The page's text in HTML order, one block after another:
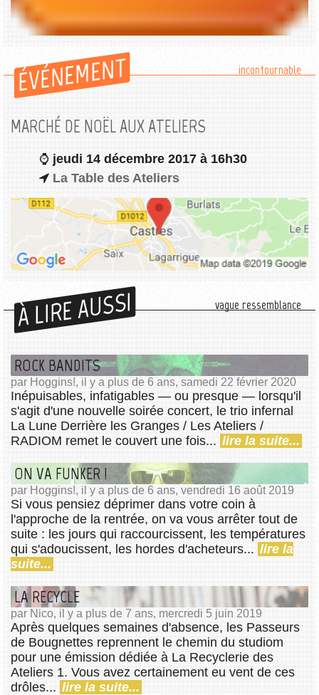
ÉVÉNEMENT incontournable
MARCHÉ DE NOËL AUX ATELIERS
jeudi 14 décembre 2017 à 16h30
La Table des Ateliers
À LIRE AUSSI vague ressemblance
ROCK BANDITS
par Hoggins!, il y a plus de 6 ans, samedi 22 février 2020
Inépuisables, infatigables — ou presque — lorsqu'il
s'agit d'une nouvelle soirée concert, le trio infernal
La Lune Derrière les Granges / Les Ateliers /
RADIOM remet le couvert une fois... lire la suite...
ON VA FUNKER !
par Hoggins!, il y a plus de 6 ans, vendredi 16 août 2019
Si vous pensiez déprimer dans votre coin à
l'approche de la rentrée, on va vous arrêter tout de
suite : les jours qui raccourcissent, les températures
qui s'adoucissent, les hordes d'acheteurs... lire la
suite...
LA RECYCLE
par Nico, il y a plus de 7 ans, mercredi 5 juin 2019
Après quelques semaines d'absence, les Passeurs
de Bougnettes reprennent le chemin du studiom
pour une émission dédiée à La Recyclerie des
Ateliers 1. Vous avez certainement eu vent de ces
drôles... lire la suite...